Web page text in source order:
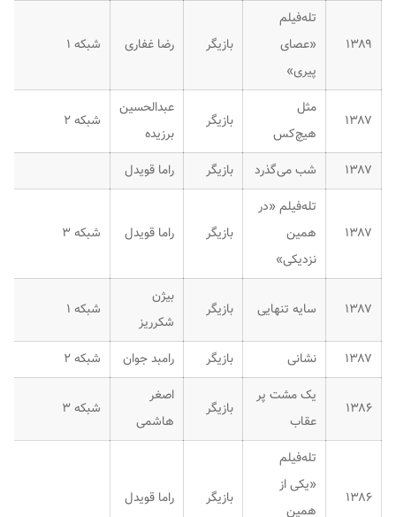
۱۳۸۹
تله‌فیلم
«عصای
پیری»
بازیگر رضا غفاری شبکه ۱
۱۳۸۷
مثل
هیچ‌کس
بازیگر
عبدالحسین
برزیده
شبکه ۲
۱۳۸۷ شب می‌گذرد بازیگر راما قویدل
۱۳۸۷
تله‌فیلم «در
همین
نزدیکی»
بازیگر راما قویدل شبکه ۳
۱۳۸۷ سایه تنهایی بازیگر
بیژن
شکرریز
شبکه ۱
۱۳۸۷ نشانی بازیگر رامبد جوان شبکه ۲
۱۳۸۶
یک مشت پر
عقاب
بازیگر
اصغر
هاشمی
شبکه ۳
۱۳۸۶
تله‌فیلم
«یکی از
همین
بازیگر راما قویدل